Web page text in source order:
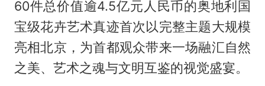
60件总价值逾4.5亿元人民币的奥地利国
宝级花卉艺术真迹首次以完整主题大规模
亮相北京，为首都观众带来一场融汇自然
之美、艺术之魂与文明互鉴的视觉盛宴。